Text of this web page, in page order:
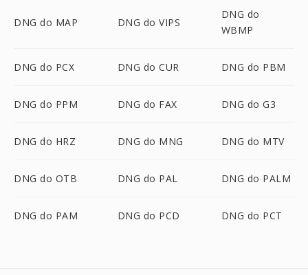
DNG do MAP DNG do VIPS
DNG do
WBMP
DNG do PCX DNG do CUR DNG do PBM
DNG do PPM DNG do FAX DNG do G3
DNG do HRZ DNG do MNG DNG do MTV
DNG do OTB DNG do PAL DNG do PALM
DNG do PAM DNG do PCD DNG do PCT